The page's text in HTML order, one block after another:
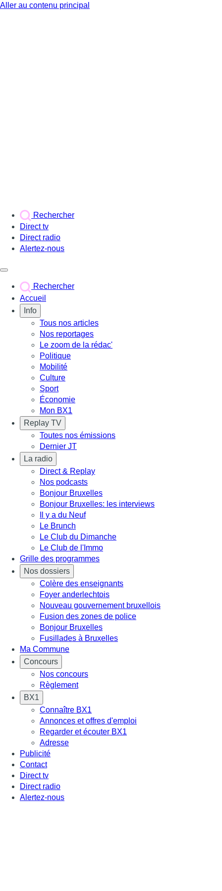
Aller au contenu principal
Rechercher
Direct tv
Direct radio
Alertez-nous
Rechercher
Accueil
Info
Tous nos articles
Nos reportages
Le zoom de la rédac'
Politique
Mobilité
Culture
Sport
Économie
Mon BX1
Replay TV
Toutes nos émissions
Dernier JT
La radio
Direct & Replay
Nos podcasts
Bonjour Bruxelles
Bonjour Bruxelles: les interviews
Il y a du Neuf
Le Brunch
Le Club du Dimanche
Le Club de l'Immo
Grille des programmes
Nos dossiers
Colère des enseignants
Foyer anderlechtois
Nouveau gouvernement bruxellois
Fusion des zones de police
Bonjour Bruxelles
Fusillades à Bruxelles
Ma Commune
Concours
Nos concours
Règlement
BX1
Connaître BX1
Annonces et offres d'emploi
Regarder et écouter BX1
Adresse
Publicité
Contact
Direct tv
Direct radio
Alertez-nous